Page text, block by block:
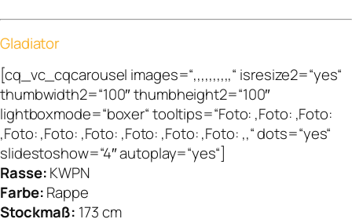
Gladiator
[cq_vc_cqcarousel images=“,,,,,,,,,,“ isresize2=“yes“
thumbwidth2=“100″ thumbheight2=“100″
lightboxmode=“boxer“ tooltips=“Foto: ,Foto: ,Foto:
,Foto: ,Foto: ,Foto: ,Foto: ,Foto: ,Foto: ,,“ dots=“yes“
slidestoshow=“4″ autoplay=“yes“]
Rasse:KWPN
Farbe:Rappe
Stockmaß: 173 cm